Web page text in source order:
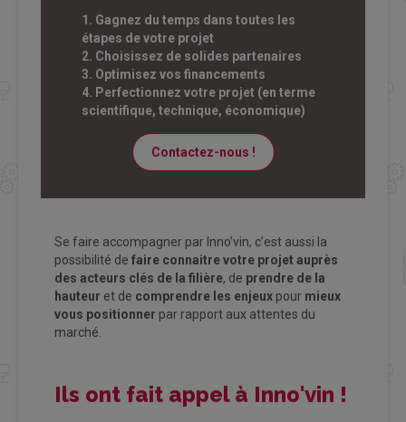
1. Gagnez du temps dans toutes les
étapes de votre projet
2. Choisissez de solides partenaires
3. Optimisez vos financements
4. Perfectionnez votre projet (en terme
scientifique, technique, économique)
Contactez-nous !
Se faire accompagner par Inno’vin, c’est aussi la
possibilité de faire connaitre votre projet auprès
des acteurs clés de la filière, de prendre de la
hauteur et de comprendre les enjeux pour mieux
vous positionner par rapport aux attentes du
marché.
Ils ont fait appel à Inno'vin !